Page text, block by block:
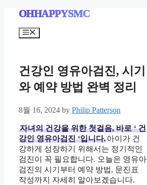
content
OHHAPPYSMC
Menu
건강인 영유아검진, 시기
와 예약 방법 완벽 정리
8월 16, 2024 by Philip Patterson
자녀의 건강을 위한 첫걸음, 바로 ‘ 건
강인 영유아검진 ‘입니다.아이가 건
강하게 성장하기 위해서는 정기적인
검진이 꼭 필요합니다. 오늘은 영유아
검진의 시기부터 예약 방법, 문진표
작성까지 자세히 알아보겠습니다.